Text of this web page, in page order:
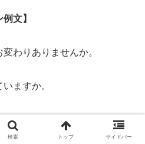
文】
わりありませんか。
ますか。
話しできたらうれしいです。
検索 トップ サイドバー